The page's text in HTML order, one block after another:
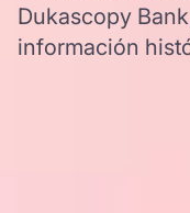
Dukascopy
información